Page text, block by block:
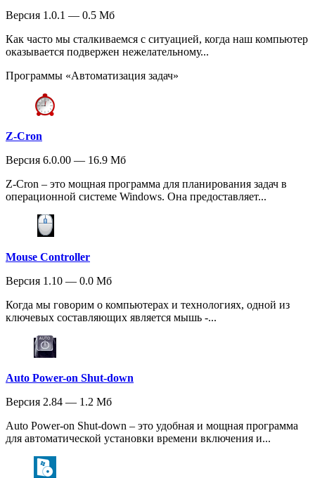
Версия 1.0.1 — 0.5 Мб
Как часто мы сталкиваемся с ситуацией, когда наш компьютер
оказывается подвержен нежелательному...
Программы «Автоматизация задач»
Z-Cron
Версия 6.0.00 — 16.9 Мб
Z-Cron – это мощная программа для планирования задач в
операционной системе Windows. Она предоставляет...
Mouse Controller
Версия 1.10 — 0.0 Мб
Когда мы говорим о компьютерах и технологиях, одной из
ключевых составляющих является мышь -...
Auto Power-on Shut-down
Версия 2.84 — 1.2 Мб
Auto Power-on Shut-down – это удобная и мощная программа
для автоматической установки времени включения и...